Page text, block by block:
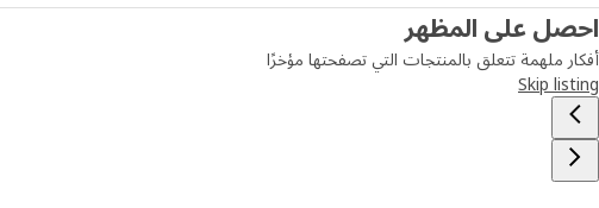
احصل على المظهر
أفكار ملهمة تتعلق بالمنتجات التي تصفحتها مؤخرًا
Skip listing